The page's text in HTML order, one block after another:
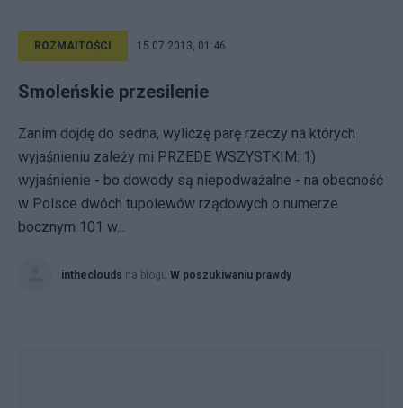
ROZMAITOŚCI 15.07.2013, 01:46
Smoleńskie przesilenie
Zanim dojdę do sedna, wyliczę parę rzeczy na których
wyjaśnieniu zależy mi PRZEDE WSZYSTKIM: 1)
wyjaśnienie - bo dowody są niepodważalne - na obecność
w Polsce dwóch tupolewów rządowych o numerze
bocznym 101 w...
intheclouds na blogu W poszukiwaniu prawdy